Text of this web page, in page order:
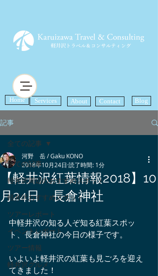
Home Services About Contact Blog
記事
全ての記事
軽井沢周辺のおすすめスポット
軽井沢おすすめスポット
ツアーレポート
イベントレポート
ツアー情報
軽井沢グルメ
全ての記事
【軽井沢紅葉情報2018】10
月24日 長倉神社
河野 岳 / Gaku KONO
2018年10月24日 読了時間: 1分
中軽井沢の知る人ぞ知る紅葉スポッ
ト、長倉神社の今日の様子です。
いよいよ軽井沢の紅葉も見ごろを迎え
てきました！